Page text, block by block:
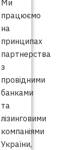
Ми
працюємо
на
принципах
партнерства
з
провідними
банками
та
лізинговими
компаніями
України,